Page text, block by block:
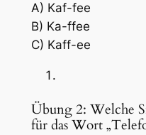
A) Kaf-fee
B) Ka-ffee
C) Kaff-ee
Übung 2: Welche
für das Wort